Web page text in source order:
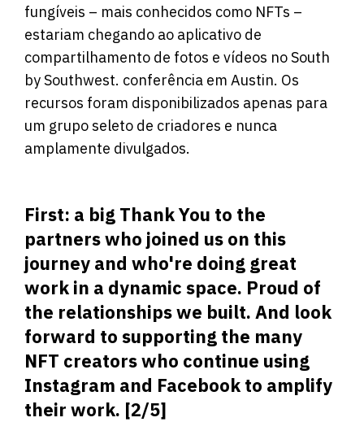
fungíveis – mais conhecidos como NFTs –
estariam chegando ao aplicativo de
compartilhamento de fotos e vídeos no South
by Southwest. conferência em Austin. Os
recursos foram disponibilizados apenas para
um grupo seleto de criadores e nunca
amplamente divulgados.
First: a big Thank You to the
partners who joined us on this
journey and who're doing great
work in a dynamic space. Proud of
the relationships we built. And look
forward to supporting the many
NFT creators who continue using
Instagram and Facebook to amplify
their work. [2/5]